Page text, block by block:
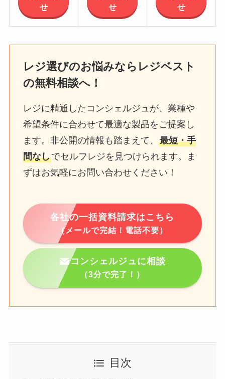
せ
せ
せ
レジ選びのお悩みならレジベスト
の無料相談へ！
レジに精通したコンシェルジュが、業種や
希望条件に合わせて最適な製品をご提案し
ます。非公開の情報も踏まえて、 最短・手
間なしでセルフレジを見つけられます。ま
ずはお気軽にお問い合わせください！
各社の一括資料請求はこちら
（メールで完結！電話不要）
コンシェルジュに相談
（3分で完了！）
目次